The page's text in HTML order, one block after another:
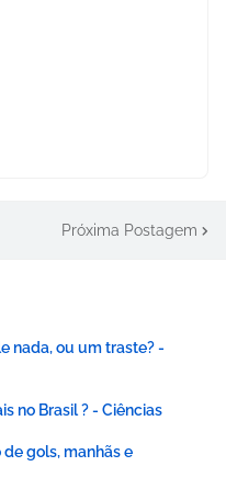
Próxima Postagem
nada, ou um traste? -
no Brasil ? - Ciências
gols, manhãs e